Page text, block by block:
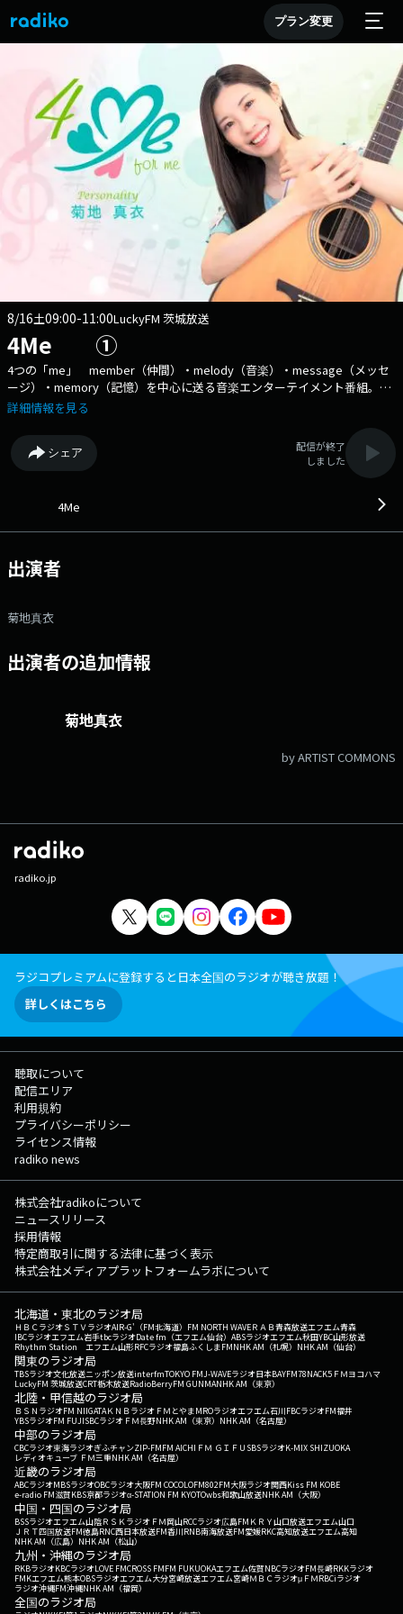
プラン変更
8/16土09:00-11:00LuckyFM 茨城放送
4Me ①
4つの「me」 member（仲間）・melody（音楽）・message（メッセ
ージ）・memory（記憶）を中心に送る音楽エンターテイメント番組。
茨城放送アナウンサーの菊地真衣と一緒に音楽を知って、楽しんで。 聞
します。 ▼9:40 「memorize」 音楽トピックを紹介するコーナー。
毎月第1週目は音楽メディアBARKS編集部 に気になる音楽トピックを伺い
ます。 ▼10:15 「Me too!?MUSIC」 1か月間同じテーマで募集した
かも？ ▼11:40 「マイプレイリスト」 アーティストや茨城放送に
ィストへのインタビューや新譜特集など、メロディをちょこっとプラスす
る「めろたす」、毎月第一週目は菊地真衣がギターに挑戦中！ メー
#4mekiku
詳細情報を見る
シェア
配信が終了
しました
4Me
出演者
菊地真衣
出演者の追加情報
菊地真衣
by ARTIST COMMONS
radiko.jp
ラジコプレミアムに登録すると日本全国のラジオが聴き放題！
詳しくはこちら
聴取について
配信エリア
利用規約
プライバシーポリシー
ライセンス情報
radiko news
株式会社radikoについて
ニュースリリース
採用情報
特定商取引に関する法律に基づく表示
株式会社メディアプラットフォームラボについて
北海道・東北のラジオ局
ＨＢＣラジオＳＴＶラジオAIR-G'（FM北海道） FM NORTH WAVEＲＡＢ青森放送エフエム青森
IBCラジオエフエム岩手tbcラジオDate fm（エフエム仙台） ABSラジオエフエム秋田YBC山形放送
Rhythm Station エフエム山形RFCラジオ福島ふくしまFMNHK AM（札幌） NHK AM（仙台）
関東のラジオ局
TBSラジオ文化放送ニッポン放送interfmTOKYO FMJ-WAVEラジオ日本BAYFM78NACK5 ＦＭヨコハマ
LuckyFM 茨城放送CRT栃木放送RadioBerryFM GUNMANHK AM（東京）
北陸・甲信越のラジオ局
ＢＳＮラジオFM NIIGATAＫＮＢラジオ ＦＭとやまMROラジオエフエム石川FBCラジオFM福井
YBSラジオFM FUJISBCラジオ ＦＭ長野NHK AM（東京） NHK AM（名古屋）
中部のラジオ局
CBCラジオ東海ラジオぎふチャンZIP-FMFM AICHI ＦＭ ＧＩＦＵ SBSラジオK-MIX SHIZUOKA
レディオキューブ ＦＭ三重NHK AM（名古屋）
近畿のラジオ局
ABCラジオMBSラジオOBCラジオ大阪FM COCOLOFM802FM大阪ラジオ関西Kiss FM KOBE
e-radio FM滋賀KBS京都ラジオα-STATION FM KYOTOwbs和歌山放送NHK AM（大阪）
中国・四国のラジオ局
BSSラジオエフエム山陰ＲＳＫラジオ ＦＭ岡山RCCラジオ広島FM ＫＲＹ山口放送エフエム山口
ＪＲＴ四国放送FM徳島RNC西日本放送FM香川RNB南海放送FM愛媛RKC高知放送エフエム高知
NHK AM（広島） NHK AM（松山）
九州・沖縄のラジオ局
RKBラジオKBCラジオLOVE FMCROSS FMFM FUKUOKAエフエム佐賀NBCラジオFM長崎RKKラジオ
FMKエフエム熊本OBSラジオエフエム大分宮崎放送エフエム宮崎ＭＢＣラジオμＦＭRBCiラジオ
ラジオ沖縄FM沖縄NHK AM（福岡）
全国のラジオ局